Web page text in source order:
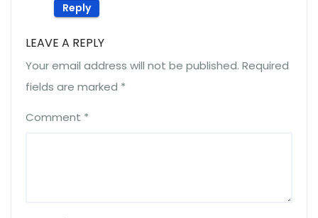
Reply
LEAVE A REPLY
Your email address will not be published. Required
fields are marked *
Comment *